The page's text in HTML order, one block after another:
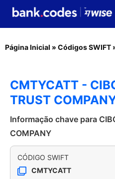
Página Inicial » Códigos SWIFT
CMTYCATT -
TRUST
Informação chave para
COMPANY
CÓDIGO SWIFT
CMTYCATT